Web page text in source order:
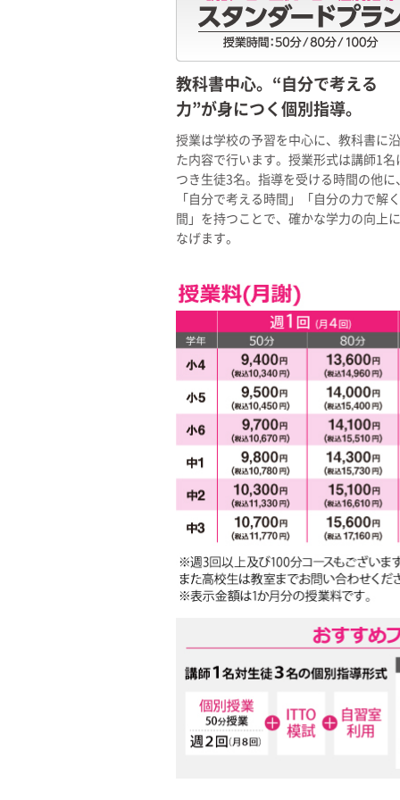
教科書中心。“自分で考える
力”が身につく個別指導。
授業は学校の予習を中心に、教科書に
た内容で行います。授業形式は講師1名
つき生徒3名。指導を受ける時間の他に
「自分で考える時間」「自分の力で解
間」を持つことで、確かな学力の向上
なげます。